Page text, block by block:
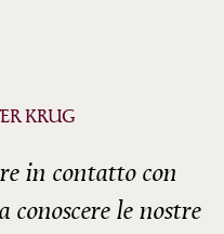
KRUG
in contatto con
conoscere le nostre